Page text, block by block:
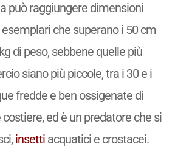
può raggiungere dimensioni
che superano i 50 cm
di peso, sebbene quelle più
siano più piccole, tra i 30 e i
fredde e ben ossigenate di
ed è un predatore che si
insettiacquatici e crostacei.